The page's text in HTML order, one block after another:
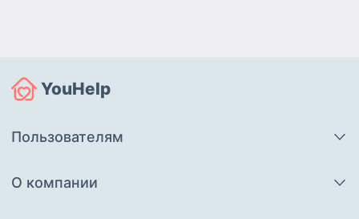
YouHelp
Пользователям
О компании